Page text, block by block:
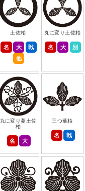
土佐柏
名 大
戦
他
丸に変り土佐柏
名 大 別
丸に変り蔓土佐
柏
名 大
三つ葉柏
名 戦